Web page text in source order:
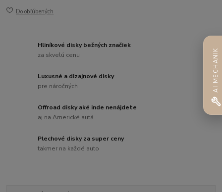
Do obľúbených
Hliníkové disky bežných značiek
za skvelú cenu
Luxusné a dizajnové disky
pre náročných
Offroad disky aké inde nenájdete
aj na Americké autá
Plechové disky za super ceny
takmer na každé auto
AI MECHANIK